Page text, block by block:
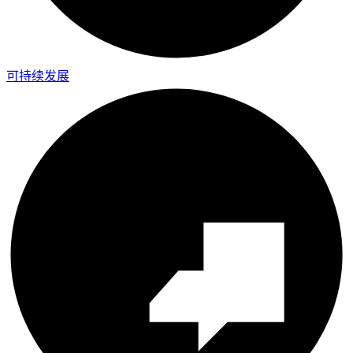
可持续发展